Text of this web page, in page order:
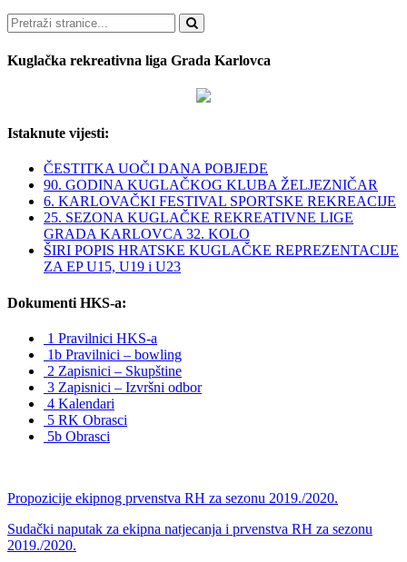
Pretraži
Kuglačka rekreativna liga Grada Karlovca
Istaknute vijesti:
ČESTITKA UOČI DANA POBJEDE
90. GODINA KUGLAČKOG KLUBA ŽELJEZNIČAR
6. KARLOVAČKI FESTIVAL SPORTSKE REKREACIJE
25. SEZONA KUGLAČKE REKREATIVNE LIGE
GRADA KARLOVCA 32. KOLO
ŠIRI POPIS HRATSKE KUGLAČKE REPREZENTACIJE
ZA EP U15, U19 i U23
Dokumenti HKS-a:
1 Pravilnici HKS-a
1b Pravilnici – bowling
2 Zapisnici – Skupštine
3 Zapisnici – Izvršni odbor
4 Kalendari
5 RK Obrasci
5b Obrasci
Propozicije ekipnog prvenstva RH za sezonu 2019./2020.
Sudački naputak za ekipna natjecanja i prvenstva RH za sezonu
2019./2020.